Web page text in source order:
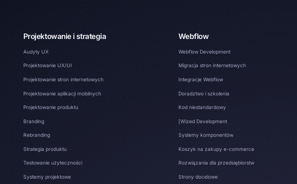
Projektowanie i strategia
Audyty UX
Projektowanie UX/UI
Projektowanie stron internetowych
Projektowanie aplikacji mobilnych
Projektowanie produktu
Branding
Rebranding
Strategia produktu
Testowanie użyteczności
Systemy projektowe
Webflow
Webflow Development
Migracja stron internetowych
Integracje Webflow
Doradztwo i szkolenia
Kod niestandardowy
[Wized Development
Systemy komponentów
Koszyk na zakupy e-commerce
Rozwiązania dla przedsiębiorstw
Strony docelowe